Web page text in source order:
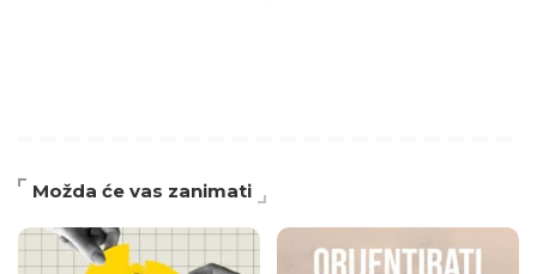
Možda će vas zanimati